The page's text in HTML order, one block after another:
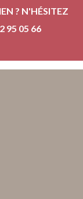
? N'HÉSITEZ
95 05 66